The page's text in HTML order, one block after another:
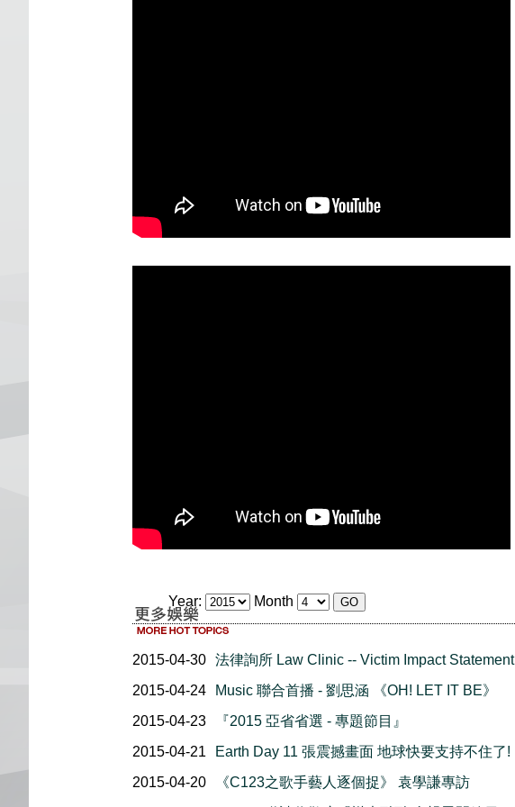
Year: Month
2015-04-30 法律詢所 Law Clinic -- Victim Impact Statement
2015-04-24
Music 聯合首播 - 劉思涵 《OH! LET IT BE》
2015-04-23
『2015 亞省省選 - 專題節目』
2015-04-21
Earth Day 11 張震撼畫面 地球快要支持不住了!
2015-04-20
《C123之歌手藝人逐個捉》 袁學謙專訪